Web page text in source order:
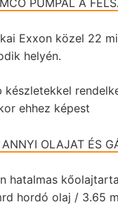
PUMPÁL A
Exxon közel 22
helyén.
ehhez képest
OLAJAT ÉS
hatalmas
hordó olaj / 3.65